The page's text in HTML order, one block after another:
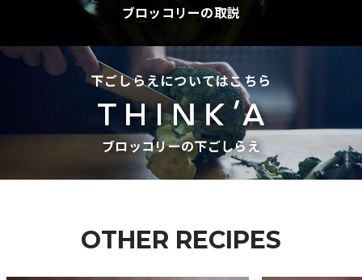
ブロッコリーの取説
下ごしらえについてはこちら
ブロッコリーの下ごしらえ
OTHER RECIPES